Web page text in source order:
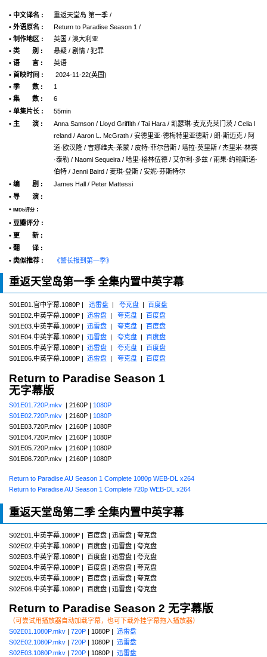
• 中文译名 :
重返天堂岛 第一季 /
• 外语原名 :
Return to Paradise Season 1 /
• 制作地区 :
英国 / 澳大利亚
• 类 别 :
悬疑 / 剧情 / 犯罪
• 语 言 :
英语
• 首映时间 :
2024-11-22(英国)
• 季 数 :
1
• 集 数 :
6
• 单集片长 :
55min
• 主 演 :
Anna Samson / Lloyd Griffith / Tai Hara / 凯瑟琳·麦克克莱门茨 / Celia I
reland / Aaron L. McGrath / 安德里亚·德梅特里亚德斯 / 朗·斯迈克 / 阿
道·欧汉隆 / 吉娜维夫·莱蒙 / 皮特·菲尔普斯 / 塔拉·莫里斯 / 杰里米·林赛
·泰勒 / Naomi Sequeira / 哈里·格林伍德 / 艾尔利·多兹 / 雨果·约翰斯通-
伯特 / Jenni Baird / 麦琪·登斯 / 安妮·芬斯特尔
• 编 剧 :
James Hall / Peter Mattessi
• 导 演 :
•
IMDb评分 :
• 豆瓣评分 :
• 更 新 :
• 翻 译 :
• 类似推荐 :
《警长报到第一季》
重返天堂岛第一季 全集内置中英字幕
S01E01.官中字幕.1080P | 迅雷盘 | 夸克盘 | 百度盘
S01E02.中英字幕.1080P | 迅雷盘 | 夸克盘 | 百度盘
S01E03.中英字幕.1080P | 迅雷盘 | 夸克盘 | 百度盘
S01E04.中英字幕.1080P | 迅雷盘 | 夸克盘 | 百度盘
S01E05.中英字幕.1080P | 迅雷盘 | 夸克盘 | 百度盘
S01E06.中英字幕.1080P | 迅雷盘 | 夸克盘 | 百度盘
Return to Paradise Season 1
无字幕版
S01E01.720P.mkv | 2160P | 1080P
S01E02.720P.mkv | 2160P | 1080P
S01E03.720P.mkv | 2160P | 1080P
S01E04.720P.mkv | 2160P | 1080P
S01E05.720P.mkv | 2160P | 1080P
S01E06.720P.mkv | 2160P | 1080P
Return to Paradise AU Season 1 Complete 1080p WEB-DL x264
Return to Paradise AU Season 1 Complete 720p WEB-DL x264
重返天堂岛第二季 全集内置中英字幕
S02E01.中英字幕.1080P | 百度盘 | 迅雷盘 | 夸克盘
S02E02.中英字幕.1080P | 百度盘 | 迅雷盘 | 夸克盘
S02E03.中英字幕.1080P | 百度盘 | 迅雷盘 | 夸克盘
S02E04.中英字幕.1080P | 百度盘 | 迅雷盘 | 夸克盘
S02E05.中英字幕.1080P | 百度盘 | 迅雷盘 | 夸克盘
S02E06.中英字幕.1080P | 百度盘 | 迅雷盘 | 夸克盘
Return to Paradise Season 2 无字幕版
（可尝试用播放器自动加载字幕，也可下载外挂字幕拖入播放器）
S02E01.1080P.mkv | 720P | 1080P | 迅雷盘
S02E02.1080P.mkv | 720P | 1080P | 迅雷盘
S02E03.1080P.mkv | 720P | 1080P | 迅雷盘